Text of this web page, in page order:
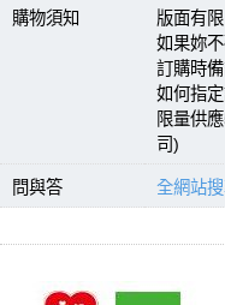
購物須知 版面有
如果妳
訂購時
如何指
限量供
司)
問與答 全網站